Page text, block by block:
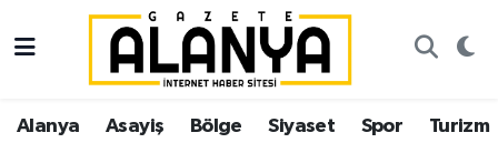
Alanya Asayiş Bölge Siyaset Spor Turizm
Alanya
Asayiş
İstanbul Nöbetçi Eczaneler
İstanbul Hava Durumu